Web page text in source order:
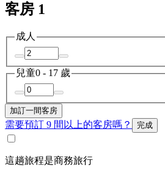
客房 1
成人
兒童0 - 17 歲
加訂一間客房
需要預訂 9 間以上的客房嗎？ 完成
這趟旅程是商務旅行